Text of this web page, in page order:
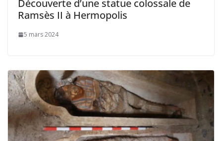
Découverte d’une statue colossale de
Ramsès II à Hermopolis
5 mars 2024